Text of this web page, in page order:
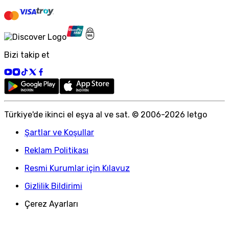
Bizi takip et
Türkiye'de ikinci el eşya al ve sat. © 2006-2026 letgo
Şartlar ve Koşullar
Reklam Politikası
Resmi Kurumlar için Kılavuz
Gizlilik Bildirimi
Çerez Ayarları